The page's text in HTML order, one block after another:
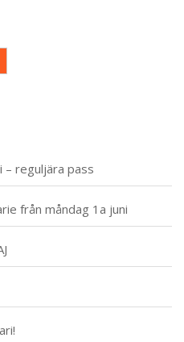
reguljära pass
från måndag 1a juni